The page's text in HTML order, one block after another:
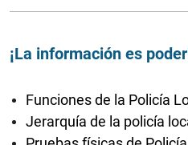
¡La información es
Funciones de la Policía
Jerarquía de la policía